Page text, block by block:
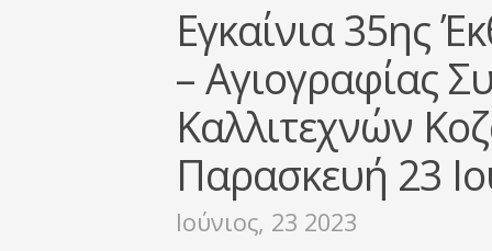
Εγκαίνια 35ης
– Αγιογραφίας
Καλλιτεχνών
Παρασκευή 23
Ιούνιος, 23 2023